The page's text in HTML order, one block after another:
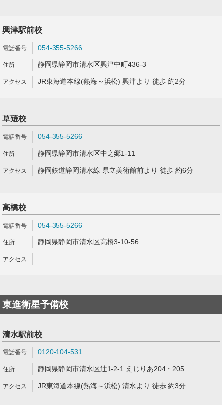
興津駅前校
054-355-5266
静岡県静岡市清水区興津中町436-3
JR東海道本線(熱海～浜松) 興津より 徒歩 約2分
草薙校
054-355-5266
静岡県静岡市清水区中之郷1-11
静岡鉄道静岡清水線 県立美術館前より 徒歩 約6分
高橋校
054-355-5266
静岡県静岡市清水区高橋3-10-56
東進衛星予備校
清水駅前校
0120-104-531
静岡県静岡市清水区辻1-2-1 えじりあ204・205
JR東海道本線(熱海～浜松) 清水より 徒歩 約3分